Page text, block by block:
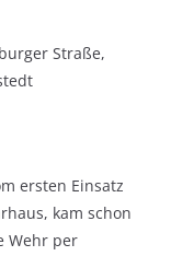
Straße,
ersten Einsatz
kam schon
Wehr per